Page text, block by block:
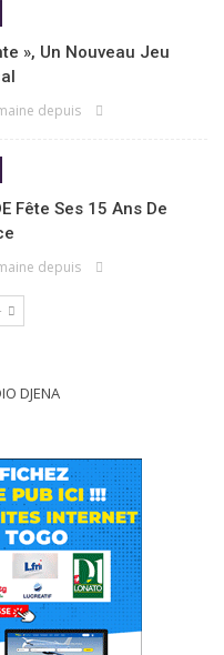
», Un Nouveau Jeu
depuis
Fête Ses 15 Ans De
depuis